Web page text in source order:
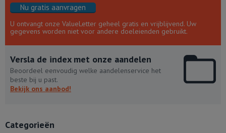
Nu gratis aanvragen
U ontvangt onze ValueLetter geheel gratis en vrijblijvend. Uw
gegevens worden niet voor andere doeleienden gebruikt.
Versla de index met onze aandelen
Beoordeel eenvoudig welke aandelenservice het
beste bij u past.
Bekijk ons aanbod!
Categorieën